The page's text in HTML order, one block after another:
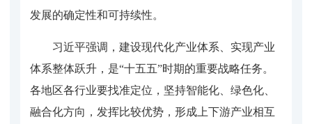
发展的确定性和可持续性。
习近平强调，建设现代化产业体系、实现产业
体系整体跃升，是“十五五”时期的重要战略任务。
各地区各行业要找准定位，坚持智能化、绿色化、
融合化方向，发挥比较优势，形成上下游产业相互